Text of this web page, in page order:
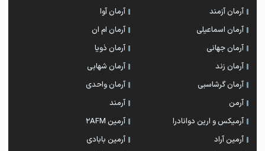
آرمان آزمند
آرمان آوا
آرمان اسماعیلی
آرمان ام ان
آرمان جهانی
آرمان ذویا
آرمان زند
آرمان شهابی
آرمان گرشاسبی
آرمان واحدی
آرمن
آرمند
آرمیکس و ارین دوانادرا
آرمین 2AFM
آرمین آراد
آرمین بابادی